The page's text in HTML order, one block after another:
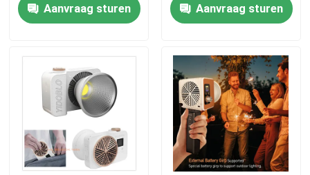
Video's
Fabriekstocht
Aanvraag sturen
Aanvraag sturen